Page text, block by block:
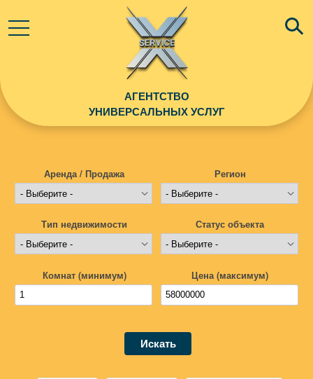
АГЕНТСТВО
УНИВЕРСАЛЬНЫХ УСЛУГ
Аренда / Продажа Регион
Тип недвижимости Статус объекта
Комнат (минимум) Цена (максимум)
Искать